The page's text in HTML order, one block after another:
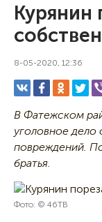
Курянин
8-05-2020, 12:36
В Фатежском
уголовное дело
повреждений.
братья.
Фото: © 46ТВ